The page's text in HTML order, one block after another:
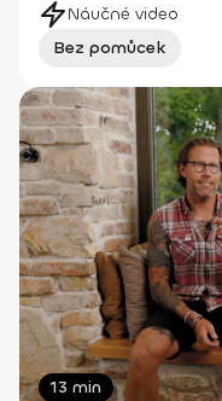
Náučné video
Bez pomůcek
13 min